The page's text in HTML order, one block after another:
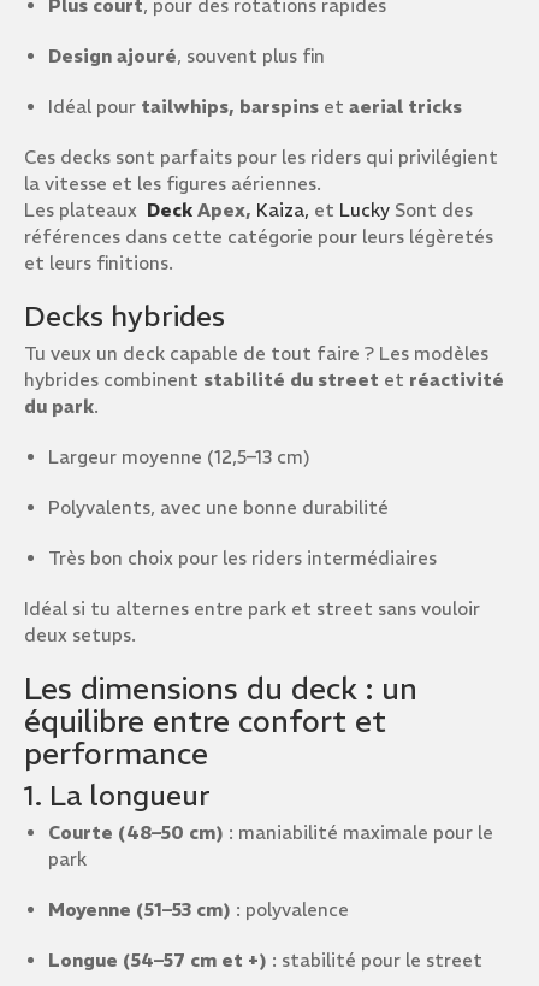
Plus court, pour des rotations rapides
Design ajouré, souvent plus fin
Idéal pour tailwhips, barspins et aerial tricks
Ces decks sont parfaits pour les riders qui privilégient
la vitesse et les figures aériennes.
Les plateaux Deck Apex, Kaiza, et Lucky Sont des
références dans cette catégorie pour leurs légèretés
et leurs finitions.
Decks hybrides
Tu veux un deck capable de tout faire ? Les modèles
hybrides combinent stabilité du street et réactivité
du park.
Largeur moyenne (12,5–13 cm)
Polyvalents, avec une bonne durabilité
Très bon choix pour les riders intermédiaires
Idéal si tu alternes entre park et street sans vouloir
deux setups.
Les dimensions du deck : un
équilibre entre confort et
performance
1. La longueur
Courte (48–50 cm) : maniabilité maximale pour le
park
Moyenne (51–53 cm) : polyvalence
Longue (54–57 cm et +) : stabilité pour le street